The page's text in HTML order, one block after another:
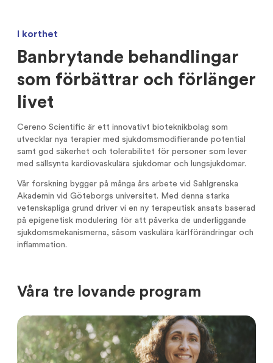
I korthet
Banbrytande behandlingar
som förbättrar och förlänger
livet
Cereno Scientific är ett innovativt bioteknikbolag som
utvecklar nya terapier med sjukdomsmodifierande potential
samt god säkerhet och tolerabilitet för personer som lever
med sällsynta kardiovaskulära sjukdomar och lungsjukdomar.
Vår forskning bygger på många års arbete vid Sahlgrenska
Akademin vid Göteborgs universitet. Med denna starka
vetenskapliga grund driver vi en ny terapeutisk ansats baserad
på epigenetisk modulering för att påverka de underliggande
sjukdomsmekanismerna, såsom vaskulära kärlförändringar och
inflammation.
Våra tre lovande program
Certified Adviser
Emissioner
Bolagsstyrning
Nyemission maj 2019
Börsintroduktion 2016